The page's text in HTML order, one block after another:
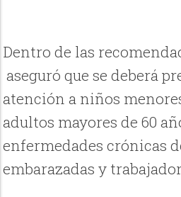
Dentro de las
aseguró que se deberá
atención a niños
adultos mayores de 60
enfermedades crónicas
embarazadas y